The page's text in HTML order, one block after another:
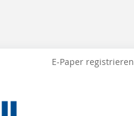
E-Paper registrieren